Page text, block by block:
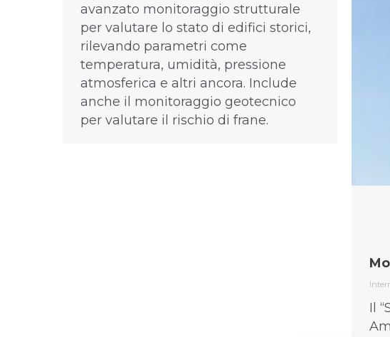
avanzato monitoraggio strutturale
per valutare lo stato di edifici storici,
rilevando parametri come
temperatura, umidità, pressione
atmosferica e altri ancora. Include
anche il monitoraggio geotecnico
per valutare il rischio di frane.
Il